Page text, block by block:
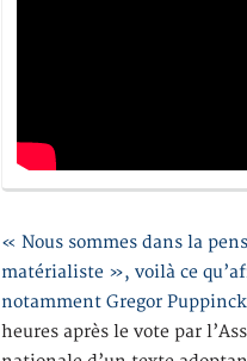
« Nous sommes dans la
matérialiste », voilà ce
notamment Gregor
heures après le vote par